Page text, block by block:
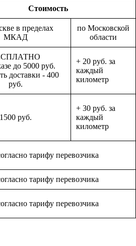
Стоимость
в пределах
МКАД
по Московской
области
до 5000 руб.
доставки - 400
руб.
+ 20 руб. за
каждый
километр
1500 руб.
+ 30 руб. за
каждый
километр
тарифу перевозчика
тарифу перевозчика
тарифу перевозчика